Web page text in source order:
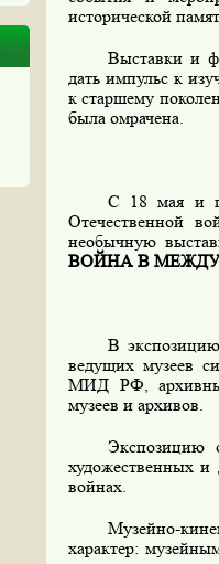
исторической
Выставки и
дать импульс к
к старшему
была омрачена.
С 18 мая и
Отечественной
необычную
ВОЙНА В
В
ведущих музеев
МИД РФ, архивные
музеев и архивов.
Экспозицию
художественных
войнах.
Музейно-
характер: